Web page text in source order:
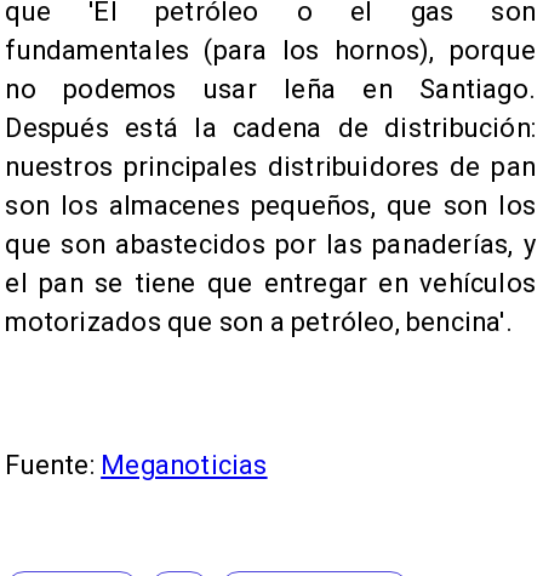
que 'El petróleo o el gas son
fundamentales (para los hornos), porque
no podemos usar leña en Santiago.
Después está la cadena de distribución:
nuestros principales distribuidores de pan
son los almacenes pequeños, que son los
que son abastecidos por las panaderías, y
el pan se tiene que entregar en vehículos
motorizados que son a petróleo, bencina'.
Fuente: Meganoticias